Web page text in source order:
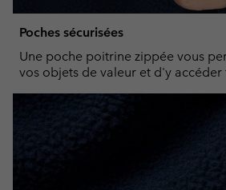
Poches sécurisées
Une poche poitrine zippée vous
vos objets de valeur et d'y accéder